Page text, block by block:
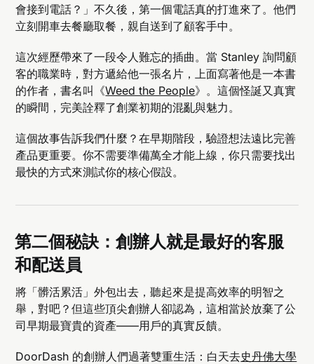
會接到電話？」不久後，第一個電話真的打進來了。他們
立刻開車去餐廳取餐，親自送到了顧客手中。
這次經歷帶來了一段令人難忘的插曲。當 Stanley 詢問顧
客的職業時，對方遞給他一張名片，上面寫著他是一本書
的作者，書名叫《Weed the People》。這個怪誕又真實
的瞬間，完美詮釋了創業初期的混亂與魅力。
這個故事告訴我們什麼？在早期階段，驗證想法遠比完善
產品更重要。你不需要準備萬全才能上線，你只需要找出
最快的方式來測試你的核心假設。
第二個秘訣：創辦人就是最好的客服
和配送員
將「髒活累活」外包出去，聽起來是提高效率的明智之
舉，對吧？但這些頂尖創辦人卻認為，這相當於放棄了公
司早期最寶貴的資產——用戶的真實反饋。
DoorDash 的創辦人們過著雙重生活：白天去史丹佛大學